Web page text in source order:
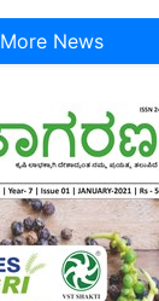
More News